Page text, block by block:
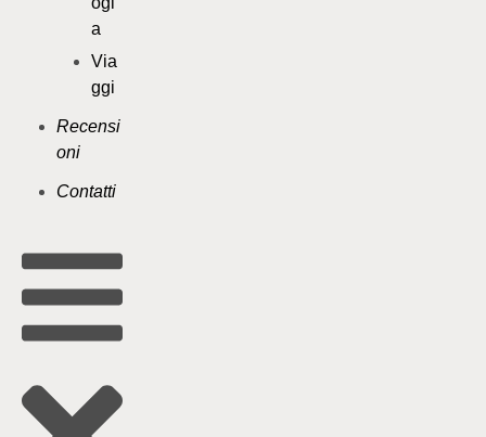
a
Via
ggi
Recensi
oni
Contatti
WhatsApp
LinkedIn